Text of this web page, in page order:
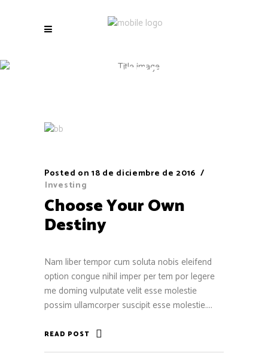
Conference Tag
Posted on 18 de diciembre de 2016
Investing
Choose Your Own
Destiny
Nam liber tempor cum soluta nobis eleifend
option congue nihil imper per tem por legere
me doming vulputate velit esse molestie
possim ullamcorper suscipit esse molestie....
READ POST